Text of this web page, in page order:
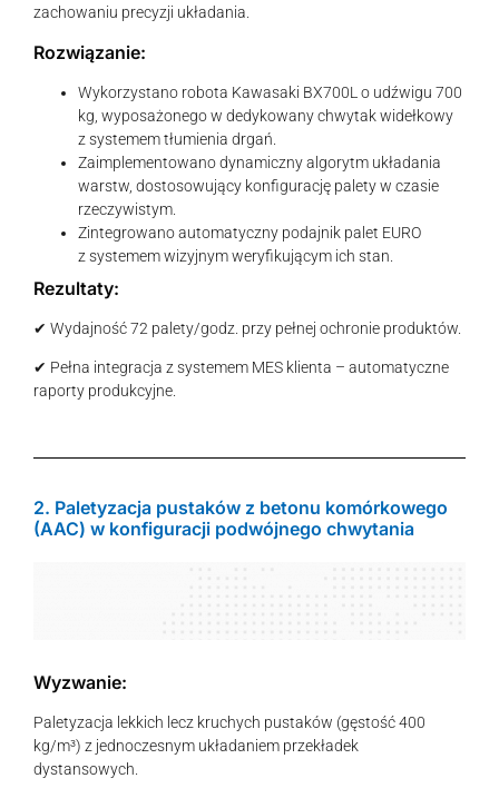
zachowaniu precyzji układania.
Rozwiązanie:
Wykorzystano robota Kawasaki BX700L o udźwigu 700
kg, wyposażonego w dedykowany chwytak widełkowy
z systemem tłumienia drgań.
Zaimplementowano dynamiczny algorytm układania
warstw, dostosowujący konfigurację palety w czasie
rzeczywistym.
Zintegrowano automatyczny podajnik palet EURO
z systemem wizyjnym weryfikującym ich stan.
Rezultaty:
✔ Wydajność 72 palety/godz. przy pełnej ochronie produktów.
✔ Pełna integracja z systemem MES klienta – automatyczne
raporty produkcyjne.
2. Paletyzacja pustaków z betonu komórkowego
(AAC) w konfiguracji podwójnego chwytania
Wyzwanie:
Paletyzacja lekkich lecz kruchych pustaków (gęstość 400
kg/m³) z jednoczesnym układaniem przekładek
dystansowych.